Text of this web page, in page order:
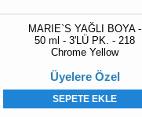
MARIE`S YAĞLI BOYA -
50 ml - 3'LÜ PK. - 218
Chrome Yellow
Üyelere Özel
SEPETE EKLE